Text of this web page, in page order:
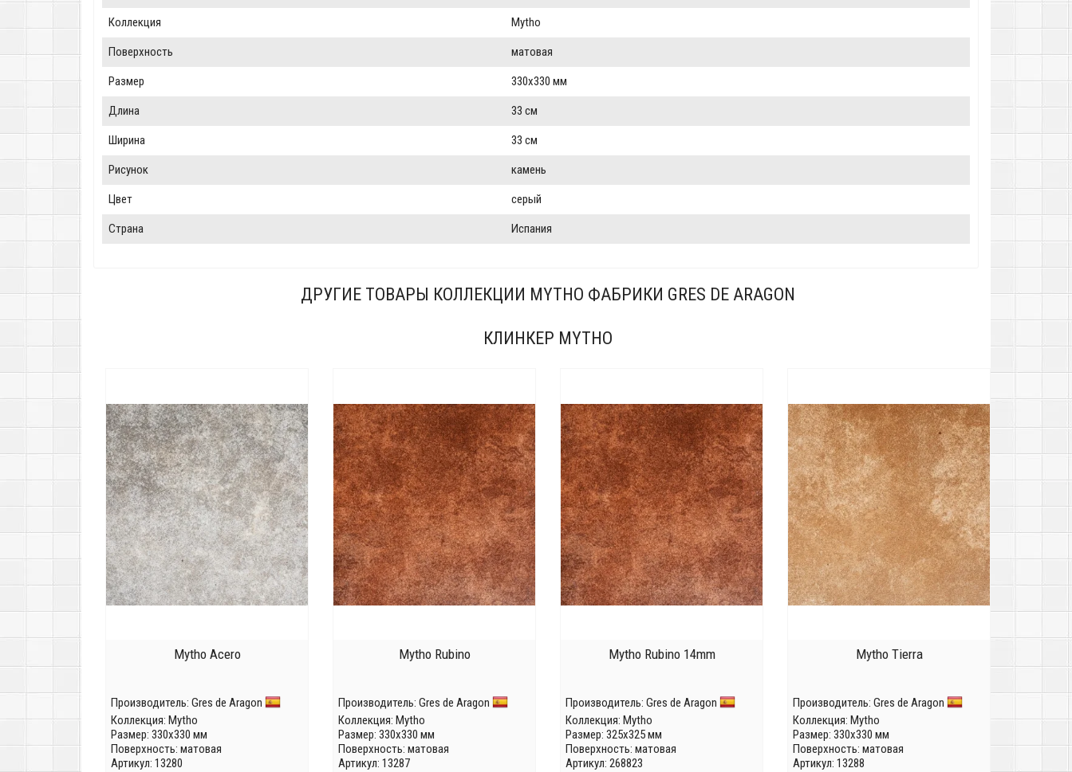
Коллекция Mytho
Поверхность матовая
Размер 330x330 мм
Длина 33 см
Ширина 33 см
Рисунок камень
Цвет серый
Страна Испания
ДРУГИЕ ТОВАРЫ КОЛЛЕКЦИИ MYTHO ФАБРИКИ GRES DE ARAGON
КЛИНКЕР MYTHO
Mytho Acero
Производитель: Gres de Aragon
Коллекция: Mytho
Размер: 330x330 мм
Поверхность: матовая
Артикул: 13280
Mytho Rubino
Производитель: Gres de Aragon
Коллекция: Mytho
Размер: 330x330 мм
Поверхность: матовая
Артикул: 13287
Mytho Rubino 14mm
Производитель: Gres de Aragon
Коллекция: Mytho
Размер: 325x325 мм
Поверхность: матовая
Артикул: 268823
Mytho Tierra
Производитель: Gres de Aragon
Коллекция: Mytho
Размер: 330x330 мм
Поверхность: матовая
Артикул: 13288